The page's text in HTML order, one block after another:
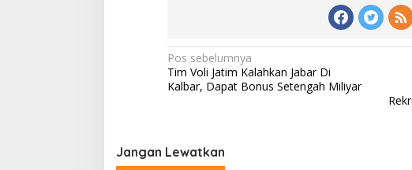
Navigasi
pos
Pos sebelumnya
Tim Voli Jatim Kalahkan Jabar Di
Kalbar, Dapat Bonus Setengah Miliyar
Jangan Lewatkan